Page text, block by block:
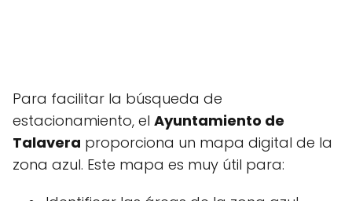
Para facilitar la búsqueda de
estacionamiento, el Ayuntamiento de
Talavera proporciona un mapa digital de la
zona azul. Este mapa es muy útil para: